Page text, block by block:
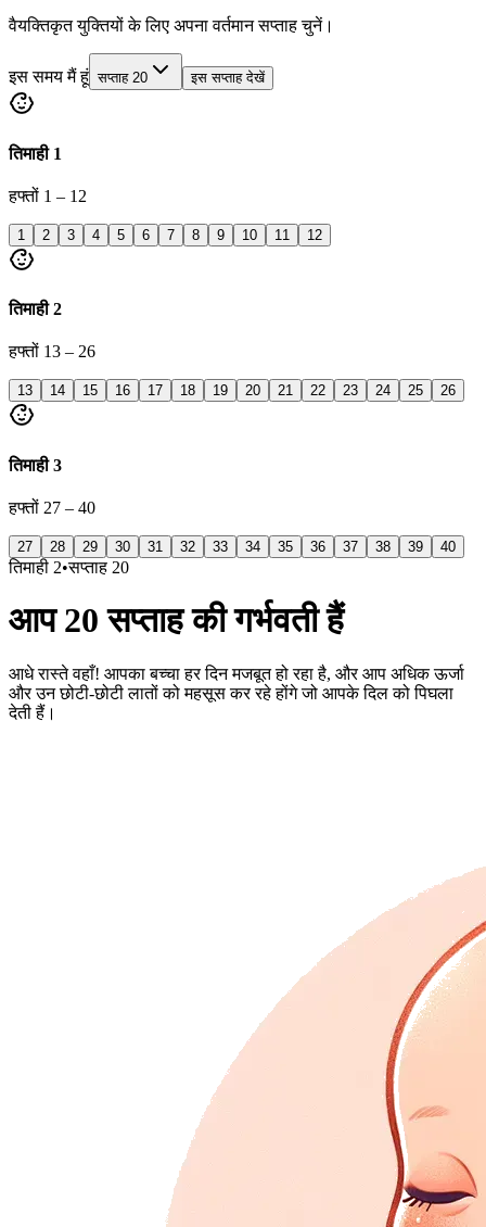
वैयक्तिकृत युक्तियों के लिए अपना वर्तमान सप्ताह चुनें।
इस समय मैं हूं सप्ताह 20 इस सप्ताह देखें
तिमाही 1
हफ्तों 1 – 12
1 2 3 4 5 6 7 8 9 10 11 12
तिमाही 2
हफ्तों 13 – 26
13 14 15 16 17 18 19 20 21 22 23 24 25 26
तिमाही 3
हफ्तों 27 – 40
27 28 29 30 31 32 33 34 35 36 37 38 39 40
तिमाही 2•सप्ताह 20
आप 20 सप्ताह की गर्भवती हैं
आधे रास्ते वहाँ! आपका बच्चा हर दिन मजबूत हो रहा है, और आप अधिक ऊर्जा
और उन छोटी-छोटी लातों को महसूस कर रहे होंगे जो आपके दिल को पिघला
देती हैं।